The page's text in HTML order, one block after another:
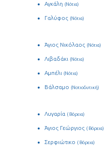
Αγκάλη (Νότια)
Γαλύφος (Νότια)
Άγιος Νικόλαος (Νότια)
Λιβαδάκι (Νότια)
Αμπέλι (Νότια)
Βάλσαμο (Νοτιοδυτική)
Λυγαρία ( Βόρεια)
Άγιος Γεώργιος ( Βόρεια)
Σερφιώτικο ( Βόρεια)